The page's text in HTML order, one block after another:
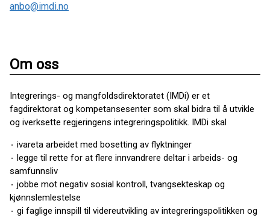
anbo@imdi.no
Om oss
Integrerings- og mangfoldsdirektoratet (IMDi) er et
fagdirektorat og kompetansesenter som skal bidra til å utvikle
og iverksette regjeringens integreringspolitikk. IMDi skal
۰ ivareta arbeidet med bosetting av flyktninger
۰ legge til rette for at flere innvandrere deltar i arbeids- og
samfunnsliv
۰ jobbe mot negativ sosial kontroll, tvangsekteskap og
kjønnslemlestelse
۰ gi faglige innspill til videreutvikling av integreringspolitikken og